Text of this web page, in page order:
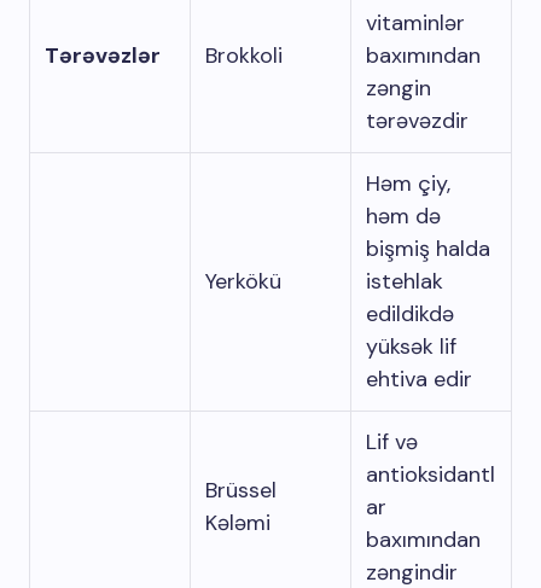
Tərəvəzlər Brokkoli
vitaminlər
baxımından
zəngin
tərəvəzdir
Yerkökü
Həm çiy,
həm də
bişmiş halda
istehlak
edildikdə
yüksək lif
ehtiva edir
Brüssel
Kələmi
Lif və
antioksidantl
ar
baxımından
zəngindir